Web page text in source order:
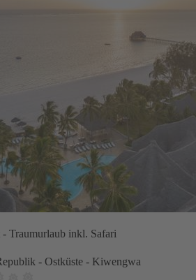
Traumurlaub inkl. Safari
- Ostküste - Kiwengwa